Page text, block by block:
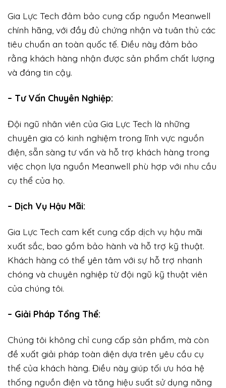
Gia Lực Tech đảm bảo cung cấp nguồn Meanwell
chính hãng, với đầy đủ chứng nhận và tuân thủ các
tiêu chuẩn an toàn quốc tế. Điều này đảm bảo
rằng khách hàng nhận được sản phẩm chất lượng
và đáng tin cậy.
– Tư Vấn Chuyên Nghiệp:
Đội ngũ nhân viên của Gia Lực Tech là những
chuyên gia có kinh nghiệm trong lĩnh vực nguồn
điện, sẵn sàng tư vấn và hỗ trợ khách hàng trong
việc chọn lựa nguồn Meanwell phù hợp với nhu cầu
cụ thể của họ.
– Dịch Vụ Hậu Mãi:
Gia Lực Tech cam kết cung cấp dịch vụ hậu mãi
xuất sắc, bao gồm bảo hành và hỗ trợ kỹ thuật.
Khách hàng có thể yên tâm với sự hỗ trợ nhanh
chóng và chuyên nghiệp từ đội ngũ kỹ thuật viên
của chúng tôi.
– Giải Pháp Tổng Thể:
Chúng tôi không chỉ cung cấp sản phẩm, mà còn
đề xuất giải pháp toàn diện dựa trên yêu cầu cụ
thể của khách hàng. Điều này giúp tối ưu hóa hệ
thống nguồn điện và tăng hiệu suất sử dụng năng